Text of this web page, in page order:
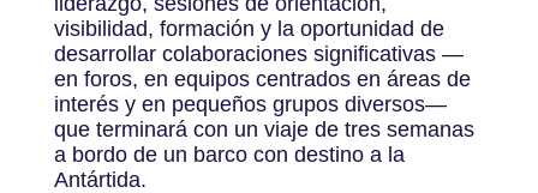
visibilidad, formación y la oportunidad de
desarrollar colaboraciones significativas —
en foros, en equipos centrados en áreas de
interés y en pequeños grupos diversos—
que terminará con un viaje de tres semanas
a bordo de un barco con destino a la
Antártida.